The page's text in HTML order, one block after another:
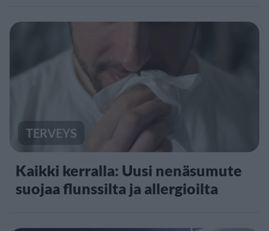
TERVEYS
Kaikki kerralla: Uusi nenäsumute
suojaa flunssilta ja allergioilta